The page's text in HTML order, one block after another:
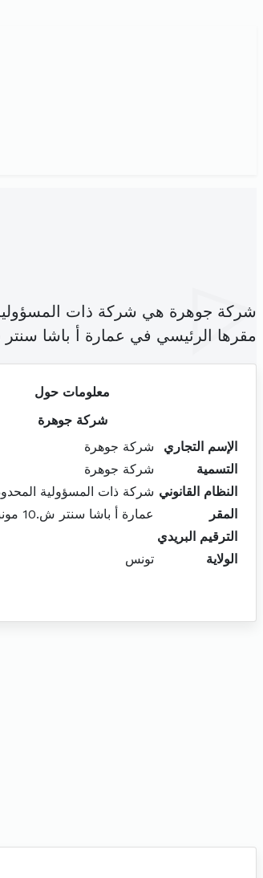
شركة جوهرة هي شركة ذات
مقرها الرئيسي في عمارة أ باشا سنتر ش.10 مونبليزير تونس
معلومات حول
شركة جوهرة
الإسم التجاري
شركة جوهرة
التسمية
شركة جوهرة
النظام القانوني شركة ذات المسؤولية
المقر
عمارة أ باشا سنتر ش.10 مونبليزير تونس 1073
الترقيم البريدي
الولاية
تونس